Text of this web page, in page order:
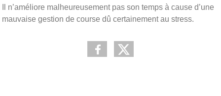
Il n’améliore malheureusement pas son temps à cause d’une
mauvaise gestion de course dû certainement au stress.